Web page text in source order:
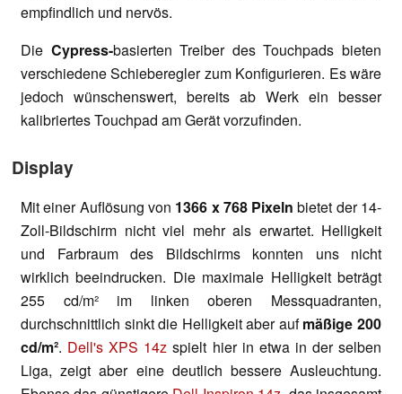
empfindlich und nervös.
Die Cypress-basierten Treiber des Touchpads bieten
verschiedene Schieberegler zum Konfigurieren. Es wäre
jedoch wünschenswert, bereits ab Werk ein besser
kalibriertes Touchpad am Gerät vorzufinden.
Display
Mit einer Auflösung von 1366 x 768 Pixelnbietet der 14-
Zoll-Bildschirm nicht viel mehr als erwartet. Helligkeit
und Farbraum des Bildschirms konnten uns nicht
wirklich beeindrucken. Die maximale Helligkeit beträgt
255 cd/m² im linken oberen Messquadranten,
durchschnittlich sinkt die Helligkeit aber aufmäßige 200
cd/m². Dell's XPS 14z spielt hier in etwa in der selben
Liga, zeigt aber eine deutlich bessere Ausleuchtung.